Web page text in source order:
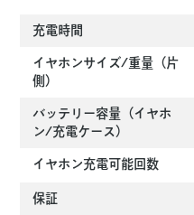
充電時間
イヤホンサイズ/重量（片
側）
バッテリー容量（イヤホ
ン/充電ケース）
イヤホン充電可能回数
保証